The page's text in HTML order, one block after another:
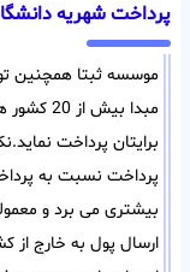
پرداخت شهریه
موسسه ثبتا همچنین
مبدا
برایتان پرداخت
پرداخت نسبت به
ارسال پول به خارج از